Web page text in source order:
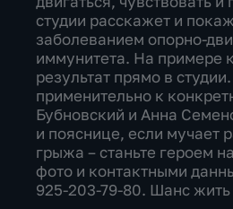
студии расскажет и
заболеванием опорно-
иммунитета. На примере
результат прямо в
применительно к
Бубновский и Анна
и пояснице, если мучает
грыжа – станьте героем
фото и контактными
925-203-79-80. Шанс жить